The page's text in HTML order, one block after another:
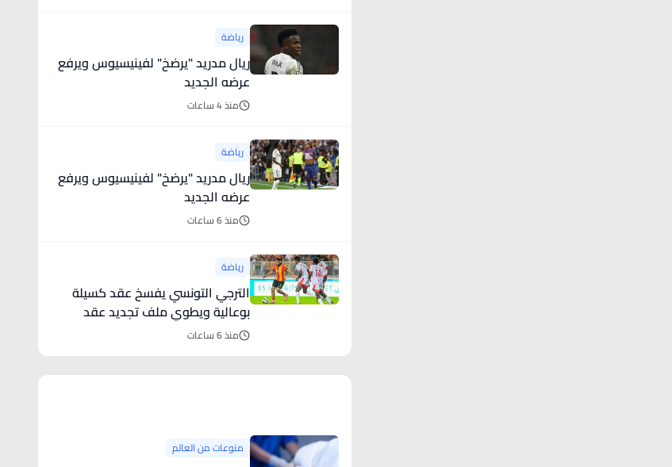
رياضة
ريال مدريد "يرضخ" لفينيسيوس ويرفع
عرضه الجديد
منذ 4 ساعات
رياضة
ريال مدريد "يرضخ" لفينيسيوس ويرفع
عرضه الجديد
منذ 6 ساعات
رياضة
الترجي التونسي يفسخ عقد كسيلة
بوعالية ويطوي ملف تجديد عقد
بلايلي ا
منذ 6 ساعات
منوعات من العالم